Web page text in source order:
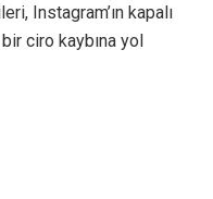
Instagram’ın kapalı
ciro kaybına yol